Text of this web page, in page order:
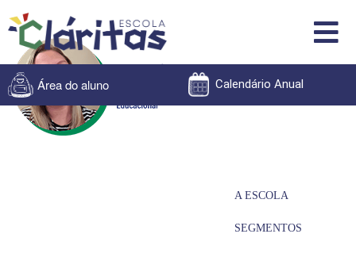
Área do aluno Calendário Anual
A ESCOLA
SEGMENTOS